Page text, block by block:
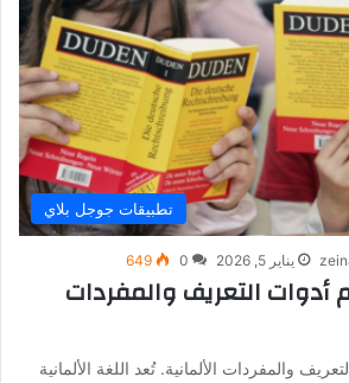
تطبيقات جوجل بلاي
يناير 5, 2026 0
649
أدوات التعريف والمفردات
والمفردات الألمانية. تُعد اللغة الألمانية